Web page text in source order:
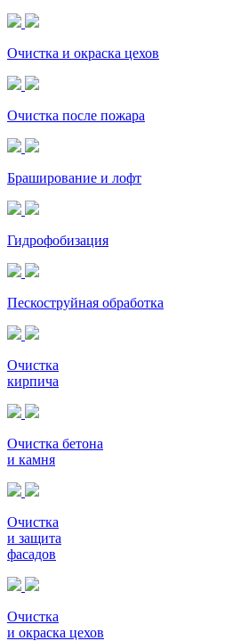
Очистка и окраска цехов
Очистка после пожара
Браширование и лофт
Гидрофобизация
Пескоструйная обработка
Очистка
кирпича
Очистка бетона
и камня
Очистка
и защита
фасадов
Очистка
и окраска цехов